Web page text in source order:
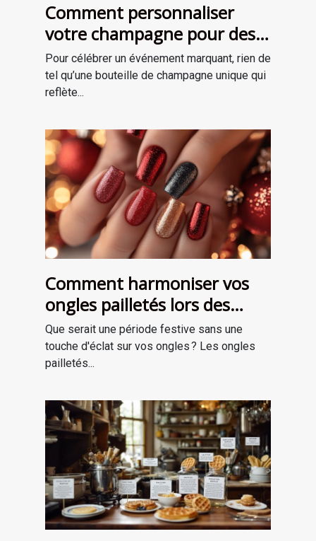
Comment personnaliser
votre champagne pour des
occasions spéciales ?
Pour célébrer un événement marquant, rien de
tel qu’une bouteille de champagne unique qui
reflète...
Comment harmoniser vos
ongles pailletés lors des
fêtes ?
Que serait une période festive sans une
touche d'éclat sur vos ongles ? Les ongles
pailletés...